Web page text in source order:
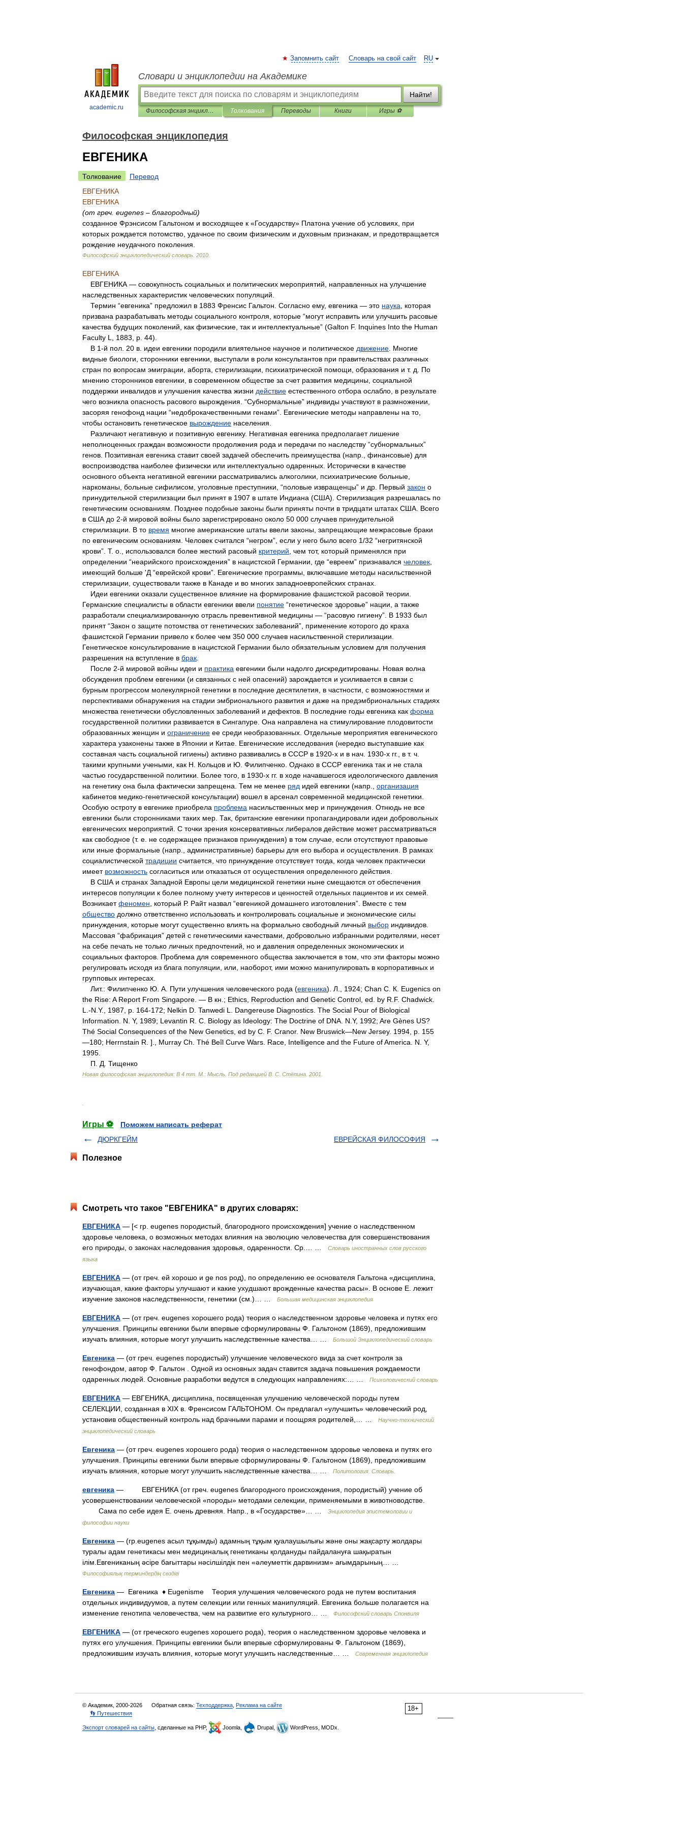
academic.ru
RU
Запомнить сайт Словарь на свой сайт
Словари и энциклопедии на Академике
Найти!
Философская энциклопедия Толкования Переводы Книги Игры ⚽
Философская энциклопедия
ЕВГЕНИКА
Толкование
Перевод
ЕВГЕНИКА
ЕВГЕНИКА
(от греч eugenes – благородный)
созданное Фрэнсисом Гальтоном и восходящее к «Государству» Платона учение об условиях при
которых рождается потомство удачное по своим физическим и духовным признакам и предотвращается
рождение неудачного поколения
Философский энциклопедический словарь 2010
ЕВГЕНИКА
ЕВГЕНИКА — совокупность социальных и политических мероприятий направленных на улучшение
наследственных характеристик человеческих популяций
Термин “евгеника” предложил в 1883 Френсис Гальтон Согласно ему, евгеника — это наука
которая
призвана разрабатывать методы социального контроля которые “могут исправить или улучшить расовые
качества будущих поколений как физические так и интеллектуальные” (Galton F. Inquines Into the Human
Faculty L 1883 p 44).
В 1-й пол 20 в идеи евгеники породили влиятельное научное и политическое движение Многие
видные биологи сторонники евгеники выступали в роли консультантов при правительствах различных
стран по вопросам эмиграции аборта стерилизации психиатрической помощи образования и т. д
По
мнению сторонников евгеники в современном обществе за счет развития медицины социальной
поддержки инвалидов и улучшения качества жизни действие естественного отбора ослабло в результате
чего возникла опасность расового вырождения . “Субнормальные” индивиды участвуют в размножении
засоряя генофонд нации “недоброкачественными генами”. Евгенические методы направлены на то
чтобы остановить генетическое вырождение населения
Различают негативную и позитивную евгенику. Негативная евгеника предполагает лишение
неполноценных граждан возможности продолжения рода и передачи по наследству “субнормальных”
генов Позитивная евгеника ставит своей задачей обеспечить преимущества (напр финансовые) для
воспроизводства наиболее физически или интеллектуально одаренных Исторически в качестве
основного объекта негативной евгеники рассматривались алкоголики психиатрические больные
наркоманы больные сифилисом уголовные преступники , “половые извращенцы” и др Первый закон о
принудительной стерилизации был принят в 1907 в штате Индиана (США). Стерилизация разрешалась по
генетическим основаниям Позднее подобные законы были приняты почти в тридцати штатах США Всего
в США до 2-й мировой войны было зарегистрировано около 50 000 случаев принудительной
стерилизации
В то время многие американские штаты ввели законы запрещающие межрасовые браки
по евгеническим основаниям Человек считался “негром”, если у него было всего 1/32 “негритянской
крови”. Т. о использовался более жесткий расовый критерий чем тот, который применялся при
определении “неарийского происхождения” в нацистской Германии где “евреем” признавался человек
имеющий больше 'Д “еврейской крови”. Евгенические программы включавшие методы насильственной
стерилизации существовали также в Канаде и во многих западноевропейских странах
Идеи евгеники оказали существенное влияние на формирование фашистской расовой теории
Германские специалисты в области евгеники ввели понятие “генетическое здоровье” нации а также
разработали специализированную отрасль превентивной медицины — “расовую гигиену”. В 1933 был
принят“Закон о защите потомства от генетических заболеваний”, применение которого до краха
фашистской Германии привело к более чем 350 000 случаев насильственной стерилизации
Генетическое консультирование в нацистской Германии было обязательным условием для получения
разрешения на вступление в брак
После 2-й мировой войны идеи и практика евгеники были надолго дискредитированы Новая волна
обсуждения проблем евгеники (и связанных с ней опасений) зарождается и усиливается в связи с
бурным прогрессом молекулярной генетики в последние десятилетия в частности с возможностями и
перспективами обнаружения на стадии эмбрионального развития и даже на предэмбриональных стадиях
множества генетически обусловленных заболеваний и дефектов В последние годы евгеника как форма
государственной политики развивается в Сингапуре Она направлена на стимулирование плодовитости
образованных женщин и ограничение ее среди необразованных Отдельные мероприятия евгенического
характера узаконены также в Японии и Китае Евгенические исследования (нередко выступавшие как
составная часть социальной гигиены) активно развивались в СССР в 1920-х и в нач 1930-х гг., в т. ч
такими крупными учеными как Н Кольцов и Ю Филипченко Однако в СССР евгеника так и не стала
частью государственной политики Более того в 1930-х гг. в ходе начавшегося идеологического давления
на генетику она была фактически запрещена Тем не менее ряд идей евгеники (напр
организация
кабинетов медико-генетической консультации) вошел в арсенал современной медицинской генетики
Особую остроту в евгенике приобрела проблема насильственных мер и принуждения Отнюдь не все
евгеники были сторонниками таких мер Так британские евгеники пропагандировали идеи добровольных
евгенических мероприятий С точки зрения консервативных либералов действие может рассматриваться
как свободное (т. е не содержащее признаков принуждения) в том случае если отсутствуют правовые
или иные формальные (напр административные) барьеры для его выбора и осуществления В рамках
социалистической традиции считается что принуждение отсутствует тогда когда человек практически
имеет возможность согласиться или отказаться от осуществления определенного действия
В США и странах Западной Европы цели медицинской генетики ныне смещаются от обеспечения
интересов популяции к более полному учету интересов и ценностей отдельных пациентов и их семей
Возникает феномен который Р. Райт назвал “евгеникой домашнего изготовления”. Вместе с тем
общество должно ответственно использовать и контролировать социальные и экономические силы
принуждения
которые могут существенно влиять на формально свободный личный выбор индивидов
Массовая “фабрикация” детей с генетическими качествами добровольно избранными родителями
несет
на себе печать не только личных предпочтений но и давления определенных экономических и
социальных факторов Проблема для современного общества заключается в том что эти факторы можно
регулировать исходя из блага популяции или наоборот, ими можно манипулировать в корпоративных и
групповых интересах
Лит.: Филипченко Ю А Пути улучшения человеческого рода (евгеника). Л 1924; Chan С К Eugenics on
the Rise: A Report From Singapore . — В кн .; Ethics Reproduction and Genetic Control ed by R F. Chadwick
L .-N Y., 1987 p 164-172; Nelkin D Tanwedi L Dangereuse Diagnostics The Social Pour of Biological
Information
N Y, 1989; Levantin R C Biology as Ideology: The Doctrine of DNA N Y, 1992; Are Gènes US?
Thé Social Consequences of the New Genetics ed by С F. Cranor. New Bruswick—New Jersey. 1994 p 155
—180; Herrnstain R . ]., Murray Ch Thé Beîl Curve Wars Race Intelligence and the Future ofAmerica N Y,
1995
П
Д Тищенко
Новая философская энциклопедия: В 4 тт М : Мысль Под редакцией В С Стёпина 2001
Игры ⚽
Поможем написать реферат
ДЮРКГЕЙМ
ЕВРЕЙСКАЯ ФИЛОСОФИЯ
Полезное
Смотреть что такое "ЕВГЕНИКА" в других словарях:
ЕВГЕНИКА — [< гр. eugenes породистый, благородного происхождения] учение о наследственном
здоровье человека, о возможных методах влияния на эволюцию человечества для совершенствования
его природы, о законах наследования здоровья, одаренности. Ср.… …
Словарь иностранных слов русского
языка
ЕВГЕНИКА — (от греч. ей хорошо и ge nos род), по определению ее основателя Гальтона «дисциплина,
изучающая, какие факторы улучшают и какие ухудшают врожденные качества расы». В основе Е. лежит
изучение законов наследственности, генетики (см.)… …
Большая медицинская энциклопедия
ЕВГЕНИКА — (от греч. eugenes хорошего рода) теория о наследственном здоровье человека и путях его
улучшения. Принципы евгеники были впервые сформулированы Ф. Гальтоном (1869), предложившим
изучать влияния, которые могут улучшить наследственные качества… …
Большой Энциклопедический словарь
Евгеника — (от греч. eugenes породистый) улучшение человеческого вида за счет контроля за
генофондом, автор Ф. Гальтон . Одной из основных задач ставится задача повышения рождаемости
одаренных людей. Основные разработки ведутся в следующих направлениях:… …
Психологический словарь
ЕВГЕНИКА — ЕВГЕНИКА, дисциплина, посвященная улучшению человеческой породы путем
СЕЛЕКЦИИ, созданная в XIX в. Френсисом ГАЛЬТОНОМ. Он предлагал «улучшить» человеческий род,
установив общественный контроль над брачными парами и поощряя родителей,… …
Научно-технический
энциклопедический словарь
Евгеника — (от греч. eugenes хорошего рода) теория о наследственном здоровье человека и путях его
улучшения. Принципы евгеники были впервые сформулированы Ф. Гальтоном (1869), предложившим
изучать влияния, которые могут улучшить наследственные качества… …
Политология. Словарь.
евгеника — ЕВГЕНИКА (от греч. eugenes благородного происхождения, породистый) учение об
усовершенствовании человеческой «породы» методами селекции, применяемыми в животноводстве.
Сама по себе идея Е. очень древняя. Напр., в «Государстве»… …
Энциклопедия эпистемологии и
философии науки
Евгеника — (гр.eugenes асыл тұқымды) адамның тұқым қуалаушылығы және оны жақсарту жолдары
туралы адам генетикасы мен медициналық генетиканы қолдануды пайдалануға шақыратын
ілім.Евгениканың әсіре бағыттары нәсілшілдік пен «әлеуметтік дарвинизм» ағымдарының… …
Философиялық терминдердің сөздігі
Евгеника — Евгеника ♦ Eugenisme Теория улучшения человеческого рода не путем воспитания
отдельных индивидуумов, а путем селекции или генных манипуляций. Евгеника больше полагается на
изменение генотипа человечества, чем на развитие его культурного… …
Философский словарь Спонвиля
ЕВГЕНИКА — (от греческого eugenes хорошего рода), теория о наследственном здоровье человека и
путях его улучшения. Принципы евгеники были впервые сформулированы Ф. Гальтоном (1869),
предложившим изучать влияния, которые могут улучшить наследственные… …
Современная энциклопедия
18+
© Академик, 2000-2026 Обратная связь: Техподдержка Реклама на сайте
👣 Путешествия
Экспорт словарей на сайты , сделанные на PHP, Joomla, Drupal, WordPress, MODx.